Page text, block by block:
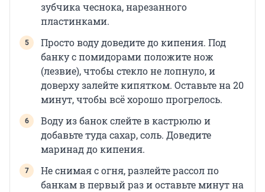
зубчика чеснока, нарезанного
пластинками.
Просто воду доведите до кипения. Под
банку с помидорами положите нож
(лезвие), чтобы стекло не лопнуло, и
доверху залейте кипятком. Оставьте на 20
минут, чтобы всё хорошо прогрелось.
Воду из банок слейте в кастрюлю и
добавьте туда сахар, соль. Доведите
маринад до кипения.
Не снимая с огня, разлейте рассол по
банкам в первый раз и оставьте минут на